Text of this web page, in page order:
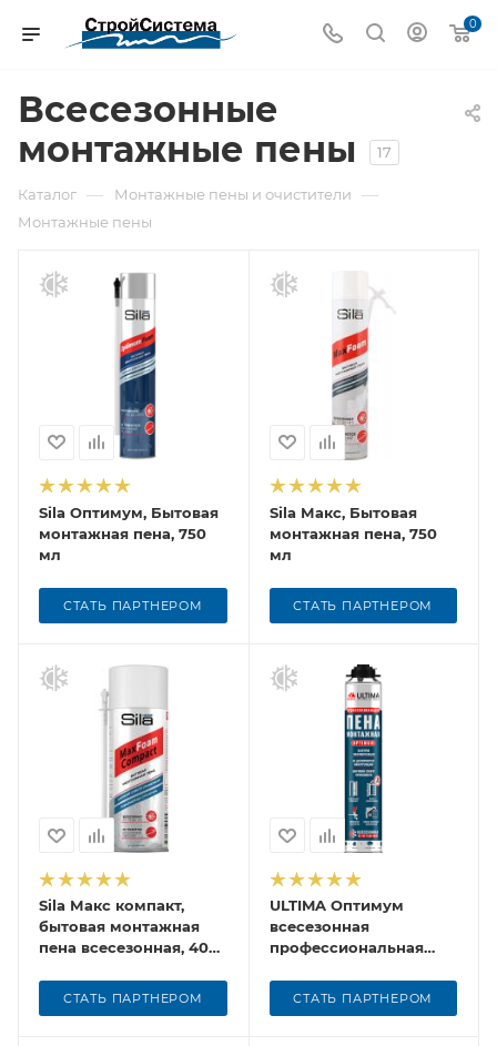
0
Всесезонные
монтажные пены
17
Каталог — Монтажные пены и очистители —
Монтажные пены
Sila Оптимум, Бытовая
монтажная пена, 750
мл
СТАТЬ ПАРТНЕРОМ
Sila Макс, Бытовая
монтажная пена, 750
мл
СТАТЬ ПАРТНЕРОМ
Sila Макс компакт,
бытовая монтажная
пена всесезонная, 400
СТАТЬ ПАРТНЕРОМ
ULTIMA Оптимум
всесезонная
профессиональная
СТАТЬ ПАРТНЕРОМ